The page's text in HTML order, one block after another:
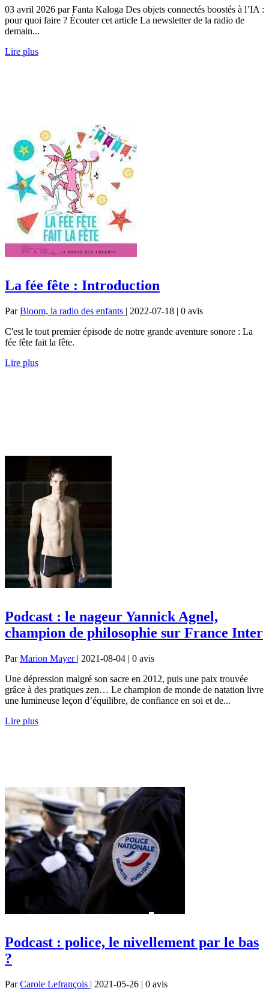
03 avril 2026 par Fanta Kaloga Des objets connectés boostés à l’IA :
pour quoi faire ? Écouter cet article La newsletter de la radio de
demain...
Lire plus
La fée fête : Introduction
ParBloom, la radio des enfants | 2022-07-18 | 0 avis
C'est le tout premier épisode de notre grande aventure sonore : La
fée fête fait la fête.
Lire plus
Podcast : le nageur Yannick Agnel,
champion de philosophie sur France Inter
ParMarion Mayer | 2021-08-04 | 0 avis
Une dépression malgré son sacre en 2012, puis une paix trouvée
grâce à des pratiques zen… Le champion de monde de natation livre
une lumineuse leçon d’équilibre, de confiance en soi et de...
Lire plus
Podcast : police, le nivellement par le bas
?
ParCarole Lefrançois | 2021-05-26 | 0 avis